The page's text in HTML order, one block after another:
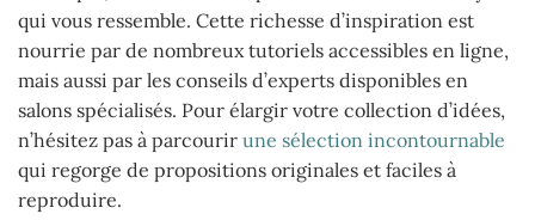
qui vous ressemble. Cette richesse d’inspiration est
nourrie par de nombreux tutoriels accessibles en ligne,
mais aussi par les conseils d’experts disponibles en
salons spécialisés. Pour élargir votre collection d’idées,
n’hésitez pas à parcourir une sélection incontournable
qui regorge de propositions originales et faciles à
reproduire.